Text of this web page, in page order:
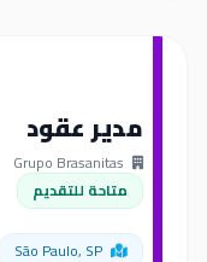
مدير عقود
متاحة للتقديم